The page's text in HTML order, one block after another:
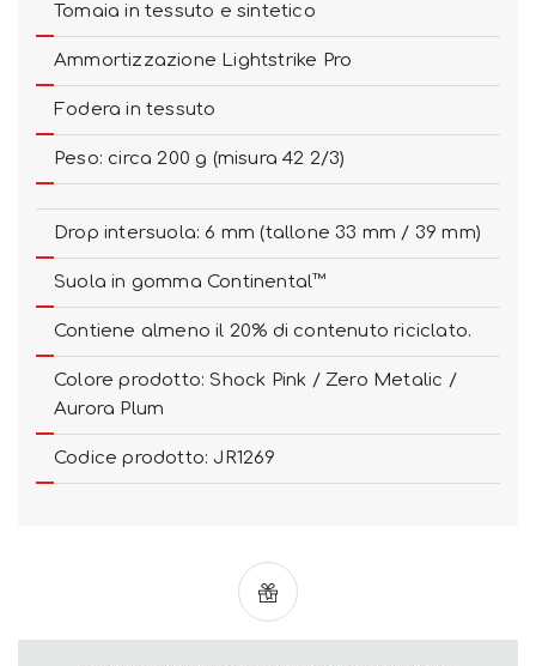
Tomaia in tessuto e sintetico
Ammortizzazione Lightstrike Pro
Fodera in tessuto
Peso: circa 200 g (misura 42 2/3)
Drop intersuola: 6 mm (tallone 33 mm / 39 mm)
Suola in gomma Continental™
Contiene almeno il 20% di contenuto riciclato.
Colore prodotto: Shock Pink / Zero Metalic /
Aurora Plum
Codice prodotto: JR1269